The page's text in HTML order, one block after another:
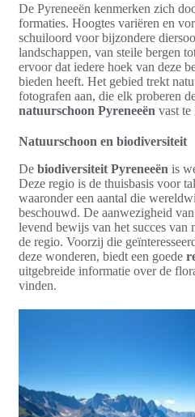
De Pyreneeën kenmerken zich
formaties. Hoogtes variëren en
schuiloord voor bijzondere
landschappen, van steile bergen
ervoor dat iedere hoek van deze
bieden heeft. Het gebied trekt
fotografen aan, die elk proberen
natuurschoon Pyreneeën vast te
Natuurschoon en biodiversiteit
De biodiversiteit Pyreneeën is
Deze regio is de thuisbasis voor
waaronder een aantal die
beschouwd. De aanwezigheid
levend bewijs van het succes van
de regio. Voorzij die
deze wonderen, biedt een goede
uitgebreide informatie over de
vinden.